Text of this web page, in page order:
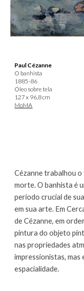
Paul Cézanne
O banhista
1885-86
Óleo sobre tela
127 x 96,8 cm
MoMA
Cézanne trabalhou
morte. O banhista é
período crucial de
em sua arte. Em
de Cézanne, em
pintura do objeto
nas propriedades
impressionistas, mas
espacialidade.